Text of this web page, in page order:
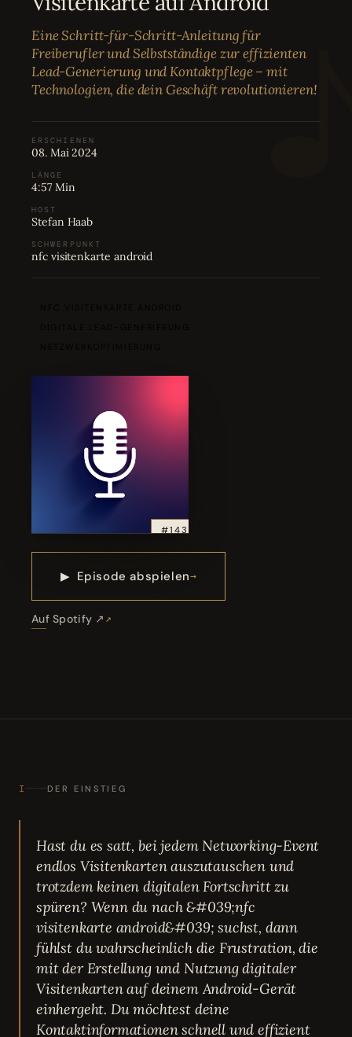
Bewertungen
Karriere
Eine Schritt-für-Schritt-Anleitung für
Freiberufler und Selbstständige zur effizienten
Lead-Generierung und Kontaktpflege – mit
Technologien, die dein Geschäft revolutionieren!
ERSCHIENEN
08. Mai 2024
LÄNGE
4:57 Min
HOST
Stefan Haab
SCHWERPUNKT
nfc visitenkarte android
#143
▶ Episode abspielen
Auf Spotify ↗
I DER EINSTIEG
Hast du es satt, bei jedem Networking-Event
endlos Visitenkarten auszutauschen und
trotzdem keinen digitalen Fortschritt zu
spüren? Wenn du nach &#039;nfc
visitenkarte android&#039; suchst, dann
fühlst du wahrscheinlich die Frustration, die
mit der Erstellung und Nutzung digitaler
Visitenkarten auf deinem Android-Gerät
einhergeht. Du möchtest deine
Kontaktinformationen schnell und effizient